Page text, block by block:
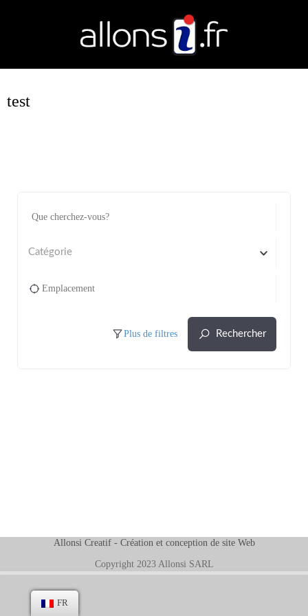
test
Catégorie
Plus de filtres Rechercher
Copyright 2023 Allonsi SARL
Allonsi Creatif - Création et conception de site Web
FR